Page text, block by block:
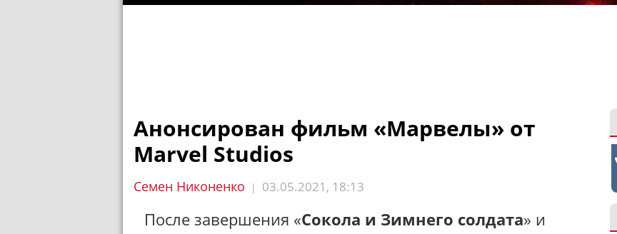
Анонсирован фильм «Марвелы» от
Marvel Studios
Семен Никоненко | 03.05.2021, 18:13
После завершения «Сокола и Зимнего солдата» и